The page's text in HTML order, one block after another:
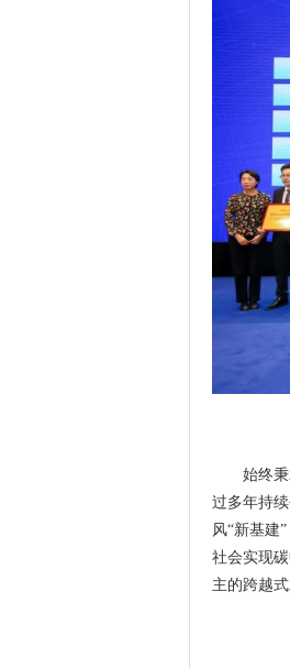
始终
过多年持
风“新基建
社会实现
主的跨越